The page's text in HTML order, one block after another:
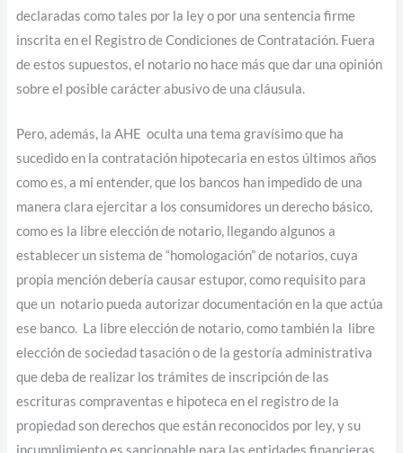
declaradas como tales por la ley o por una sentencia firme
inscrita en el Registro de Condiciones de Contratación. Fuera
de estos supuestos, el notario no hace más que dar una opinión
sobre el posible carácter abusivo de una cláusula.
Pero, además, la AHE oculta una tema gravísimo que ha
sucedido en la contratación hipotecaria en estos últimos años
como es, a mi entender, que los bancos han impedido de una
manera clara ejercitar a los consumidores un derecho básico,
como es la libre elección de notario, llegando algunos a
establecer un sistema de “homologación” de notarios, cuya
propia mención debería causar estupor, como requisito para
que un notario pueda autorizar documentación en la que actúa
ese banco. La libre elección de notario, como también la libre
elección de sociedad tasación o de la gestoría administrativa
que deba de realizar los trámites de inscripción de las
escrituras compraventas e hipoteca en el registro de la
propiedad son derechos que están reconocidos por ley, y su